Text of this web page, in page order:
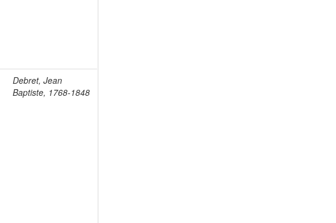
Debret, Jean
Baptiste, 1768-1848